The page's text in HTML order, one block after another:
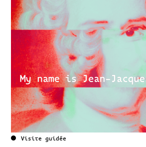
Visite guidée